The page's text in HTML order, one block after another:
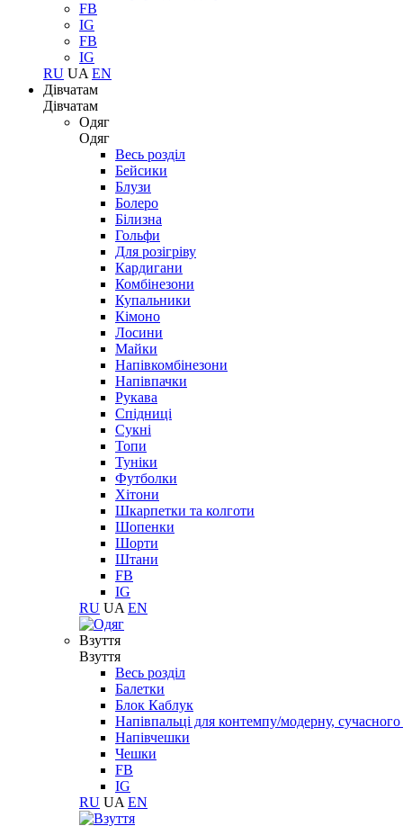
FB
IG
FB
IG
RU UA EN
Дівчатам
Дівчатам
Одяг
Одяг
Весь розділ
Бейсики
Блузи
Болеро
Білизна
Гольфи
Для розігріву
Кардигани
Комбінезони
Купальники
Кімоно
Лосини
Майки
Напівкомбінезони
Напівпачки
Рукава
Спідниці
Сукні
Топи
Туніки
Футболки
Хітони
Шкарпетки та колготи
Шопенки
Шорти
Штани
FB
IG
RU UA EN
Взуття
Взуття
Весь розділ
Балетки
Блок Каблук
Напівпальці для контемпу/модерну,
Напівчешки
Чешки
FB
IG
RU UA EN